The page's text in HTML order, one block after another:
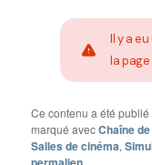
Il y a
la page
Ce contenu a été
marqué avecChaîne
Salles de cinéma,